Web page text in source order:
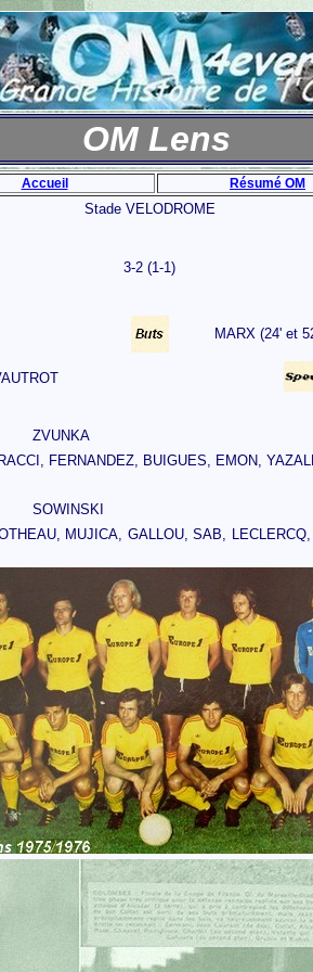
OM Lens
Accueil Résumé OM
Stade VELODROME
3-2 (1-1)
MARX (24' et
ZVUNKA
FERNANDEZ, BUIGUES, EMON,
SOWINSKI
MUJICA, GALLOU, SAB,